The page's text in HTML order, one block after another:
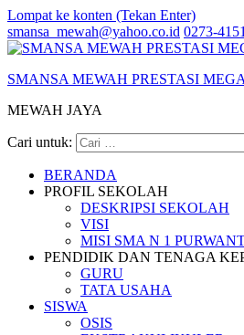
Lompat ke konten (Tekan Enter)
smansa_mewah@yahoo.co.id 0273-
SMANSA MEWAH PRESTASI
MEWAH JAYA
Cari untuk:
BERANDA
PROFIL SEKOLAH
DESKRIPSI SEKOLAH
VISI
MISI SMA N 1
PENDIDIK DAN TENAGA
GURU
TATA USAHA
SISWA
OSIS